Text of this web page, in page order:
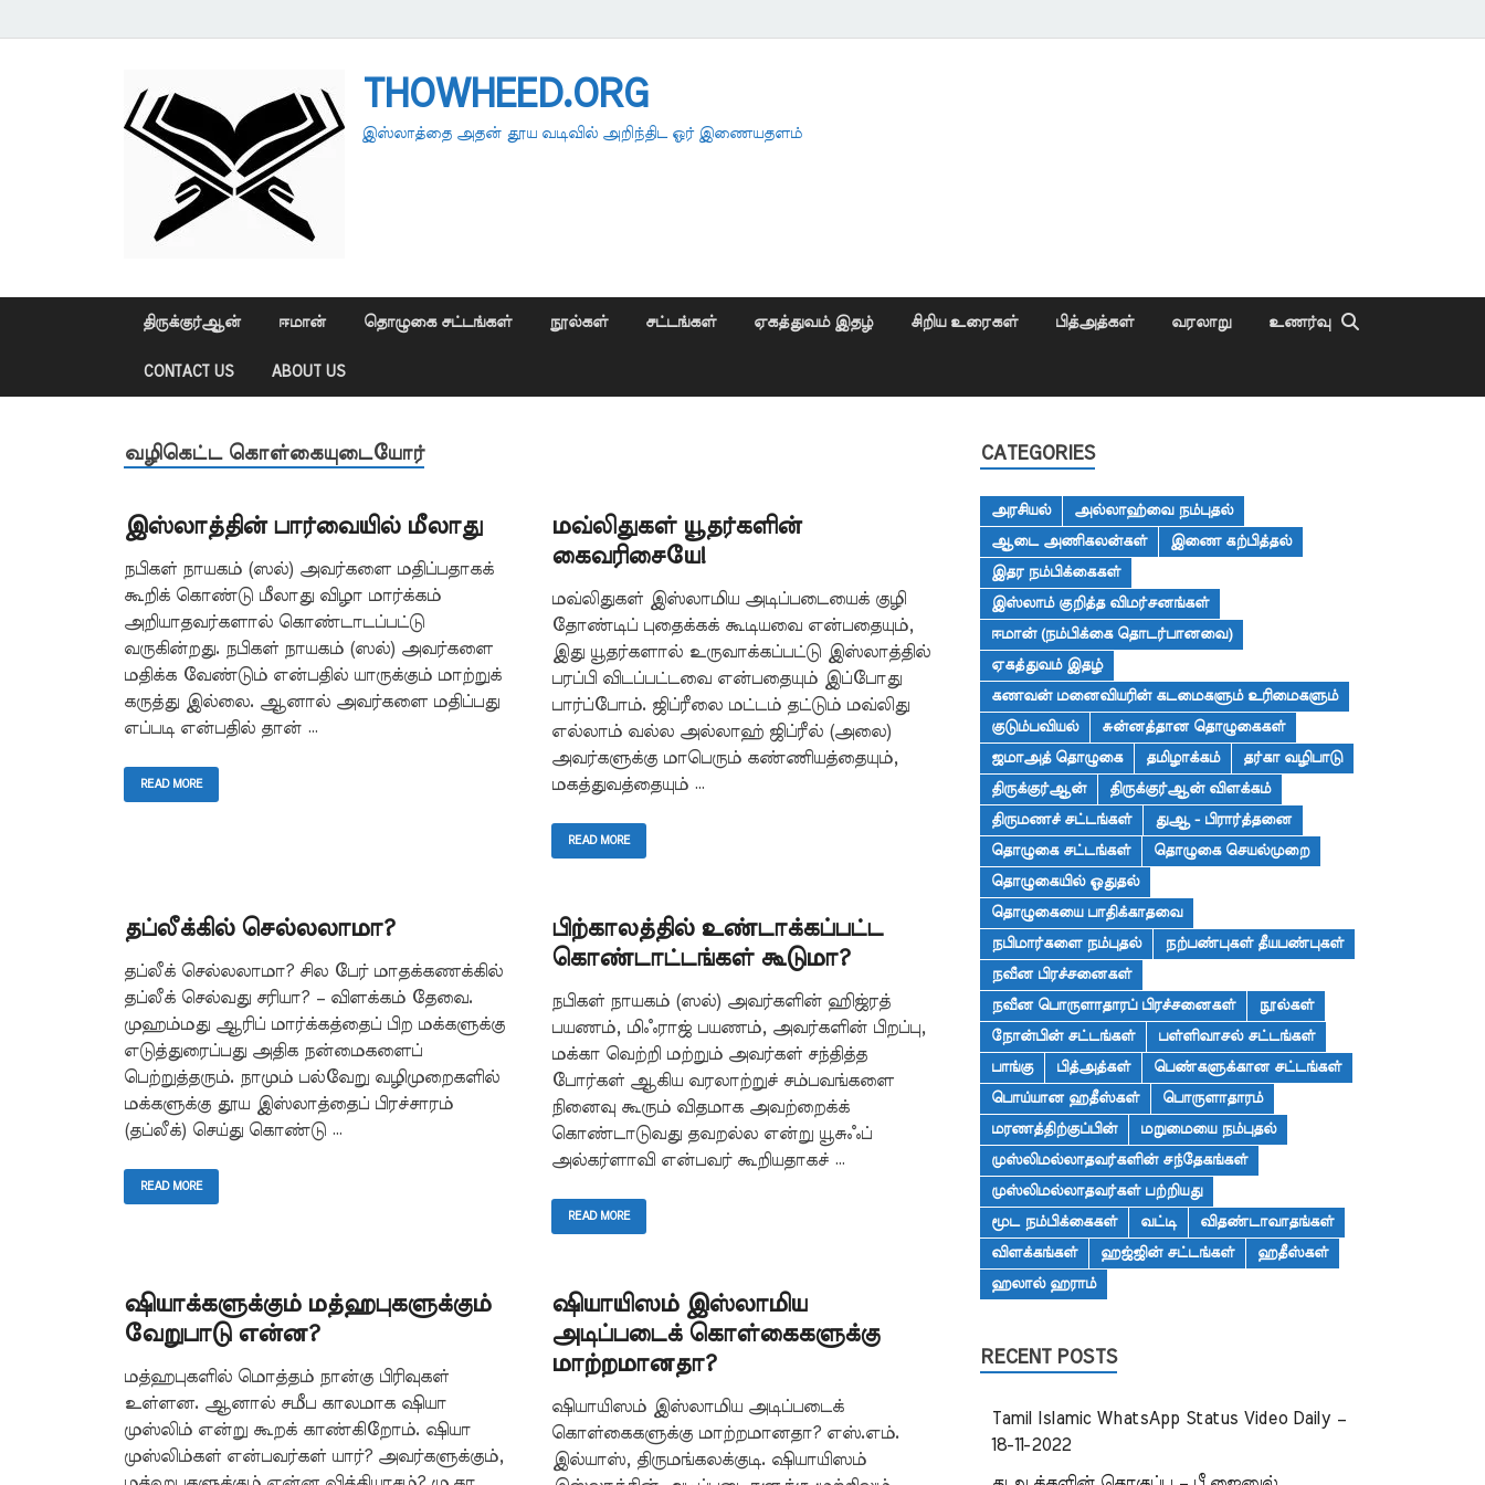
THOWHEED.ORG
இஸ்லாத்தை அதன் தூய வடிவில் அறிந்திட ஓர் இணையதளம்
திருக்குர்ஆன் ஈமான் தொழுகை சட்டங்கள் நூல்கள் சட்டங்கள் ஏகத்துவம் இதழ் சிறிய உரைகள் பித்அத்கள் வரலாறு உணர்வு
CONTACT US ABOUT US
வழிகெட்ட கொள்கையுடையோர்
இஸ்லாத்தின் பார்வையில் மீலாது
நபிகள் நாயகம் (ஸல்) அவர்களை மதிப்பதாகக்
கூறிக் கொண்டு மீலாது விழா மார்க்கம்
அறியாதவர்களால் கொண்டாடப்பட்டு
வருகின்றது. நபிகள் நாயகம் (ஸல்) அவர்களை
மதிக்க வேண்டும் என்பதில் யாருக்கும் மாற்றுக்
கருத்து இல்லை. ஆனால் அவர்களை மதிப்பது
எப்படி என்பதில் தான் …
READ MORE
மவ்லிதுகள் யூதர்களின்
கைவரிசையே!
மவ்லிதுகள் இஸ்லாமிய அடிப்படையைக் குழி
தோண்டிப் புதைக்கக் கூடியவை என்பதையும்,
இது யூதர்களால் உருவாக்கப்பட்டு இஸ்லாத்தில்
பரப்பி விடப்பட்டவை என்பதையும் இப்போது
பார்ப்போம். ஜிப்ரீலை மட்டம் தட்டும் மவ்லிது
எல்லாம் வல்ல அல்லாஹ் ஜிப்ரீல் (அலை)
அவர்களுக்கு மாபெரும் கண்ணியத்தையும்,
மகத்துவத்தையும் …
READ MORE
தப்லீக்கில் செல்லலாமா?
தப்லீக் செல்லலாமா? சில பேர் மாதக்கணக்கில்
தப்லீக் செல்வது சரியா? – விளக்கம் தேவை.
முஹம்மது ஆரிப் மார்க்கத்தைப் பிற மக்களுக்கு
எடுத்துரைப்பது அதிக நன்மைகளைப்
பெற்றுத்தரும். நாமும் பல்வேறு வழிமுறைகளில்
மக்களுக்கு தூய இஸ்லாத்தைப் பிரச்சாரம்
(தப்லீக்) செய்து கொண்டு …
READ MORE
பிற்காலத்தில் உண்டாக்கப்பட்ட
கொண்டாட்டங்கள் கூடுமா?
நபிகள் நாயகம் (ஸல்) அவர்களின் ஹிஜ்ரத்
பயணம், மிஃராஜ் பயணம், அவர்களின் பிறப்பு,
மக்கா வெற்றி மற்றும் அவர்கள் சந்தித்த
போர்கள் ஆகிய வரலாற்றுச் சம்பவங்களை
நினைவு கூரும் விதமாக அவற்றைக்க்
கொண்டாடுவது தவறல்ல என்று யூசுஃப்
அல்கர்ளாவி என்பவர் கூறியதாகச் …
READ MORE
ஷியாக்களுக்கும் மத்ஹபுகளுக்கும்
வேறுபாடு என்ன?
மத்ஹபுகளில் மொத்தம் நான்கு பிரிவுகள்
உள்ளன. ஆனால் சமீப காலமாக ஷியா
முஸ்லிம் என்று கூறக் காண்கிறோம். ஷியா
முஸ்லிம்கள் என்பவர்கள் யார்? அவர்களுக்கும்,
ஷியாயிஸம் இஸ்லாமிய
அடிப்படைக் கொள்கைகளுக்கு
மாற்றமானதா?
ஷியாயிஸம் இஸ்லாமிய அடிப்படைக்
கொள்கைகளுக்கு மாற்றமானதா? எஸ்.எம்.
இல்யாஸ், திருமங்கலக்குடி. ஷியாயிஸம்
CATEGORIES
அரசியல்
அல்லாஹ்வை நம்புதல்
ஆடை அணிகலன்கள்
இணை கற்பித்தல்
இதர நம்பிக்கைகள்
இஸ்லாம் குறித்த விமர்சனங்கள்
ஈமான் (நம்பிக்கை தொடர்பானவை)
ஏகத்துவம் இதழ்
கணவன் மனைவியரின் கடமைகளும் உரிமைகளும்
குடும்பவியல்
சுன்னத்தான தொழுகைகள்
ஜமாஅத் தொழுகை
தமிழாக்கம்
தர்கா வழிபாடு
திருக்குர்ஆன்
திருக்குர்ஆன் விளக்கம்
திருமணச் சட்டங்கள்
துஆ - பிரார்த்தனை
தொழுகை சட்டங்கள்
தொழுகை செயல்முறை
தொழுகையில் ஓதுதல்
தொழுகையை பாதிக்காதவை
நபிமார்களை நம்புதல்
நற்பண்புகள் தீயபண்புகள்
நவீன பிரச்சனைகள்
நவீன பொருளாதாரப் பிரச்சனைகள்
நூல்கள்
நோன்பின் சட்டங்கள்
பள்ளிவாசல் சட்டங்கள்
பாங்கு
பித்அத்கள்
பெண்களுக்கான சட்டங்கள்
பொய்யான ஹதீஸ்கள்
பொருளாதாரம்
மரணத்திற்குப்பின்
மறுமையை நம்புதல்
முஸ்லிமல்லாதவர்களின் சந்தேகங்கள்
முஸ்லிமல்லாதவர்கள் பற்றியது
மூட நம்பிக்கைகள்
வட்டி
விதண்டாவாதங்கள்
விளக்கங்கள்
ஹஜ்ஜின் சட்டங்கள்
ஹதீஸ்கள்
ஹலால் ஹராம்
RECENT POSTS
Tamil Islamic WhatsApp Status Video Daily –
18-11-2022